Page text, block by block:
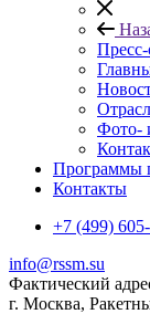
Фото-
Программы
Контакты
+7 (499)
info@rssm.su
Фактический
г. Москва,